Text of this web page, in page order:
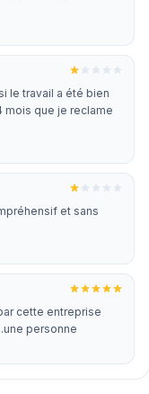
le travail a été bien
mois que je reclame
et sans
cette entreprise
personne